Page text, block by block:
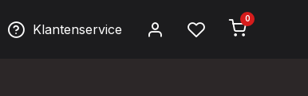
Klantenservice
0